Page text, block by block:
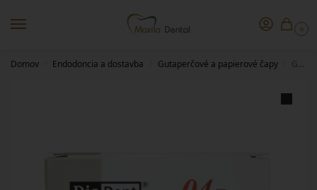
0
Domov Endodoncia a dostavba Gutaperčové a papierové čapy Gutta percha 04/15 DiaDent